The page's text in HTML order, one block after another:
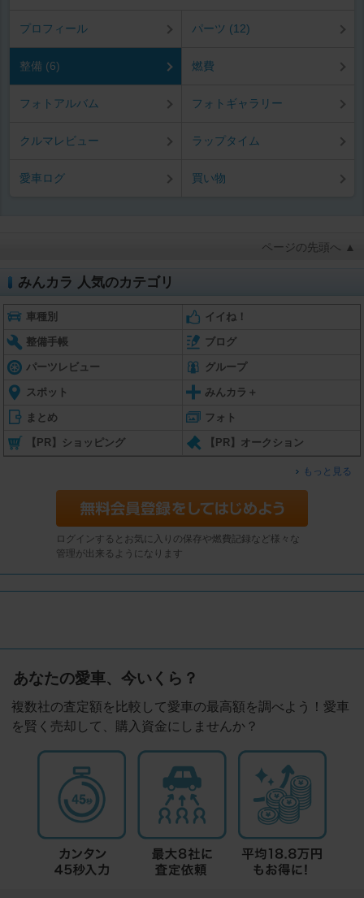
プロフィール パーツ (12)
整備 (6) 燃費
フォトアルバム フォトギャラリー
クルマレビュー ラップタイム
愛車ログ 買い物
ページの先頭へ ▲
みんカラ 人気のカテゴリ
車種別 イイね！
整備手帳 ブログ
パーツレビュー グループ
スポット みんカラ＋
まとめ フォト
【PR】ショッピング 【PR】オークション
もっと見る
ログインするとお気に入りの保存や燃費記録など様々な
管理が出来るようになります
あなたの愛車、今いくら？
複数社の査定額を比較して愛車の最高額を調べよう！愛車
を賢く売却して、購入資金にしませんか？